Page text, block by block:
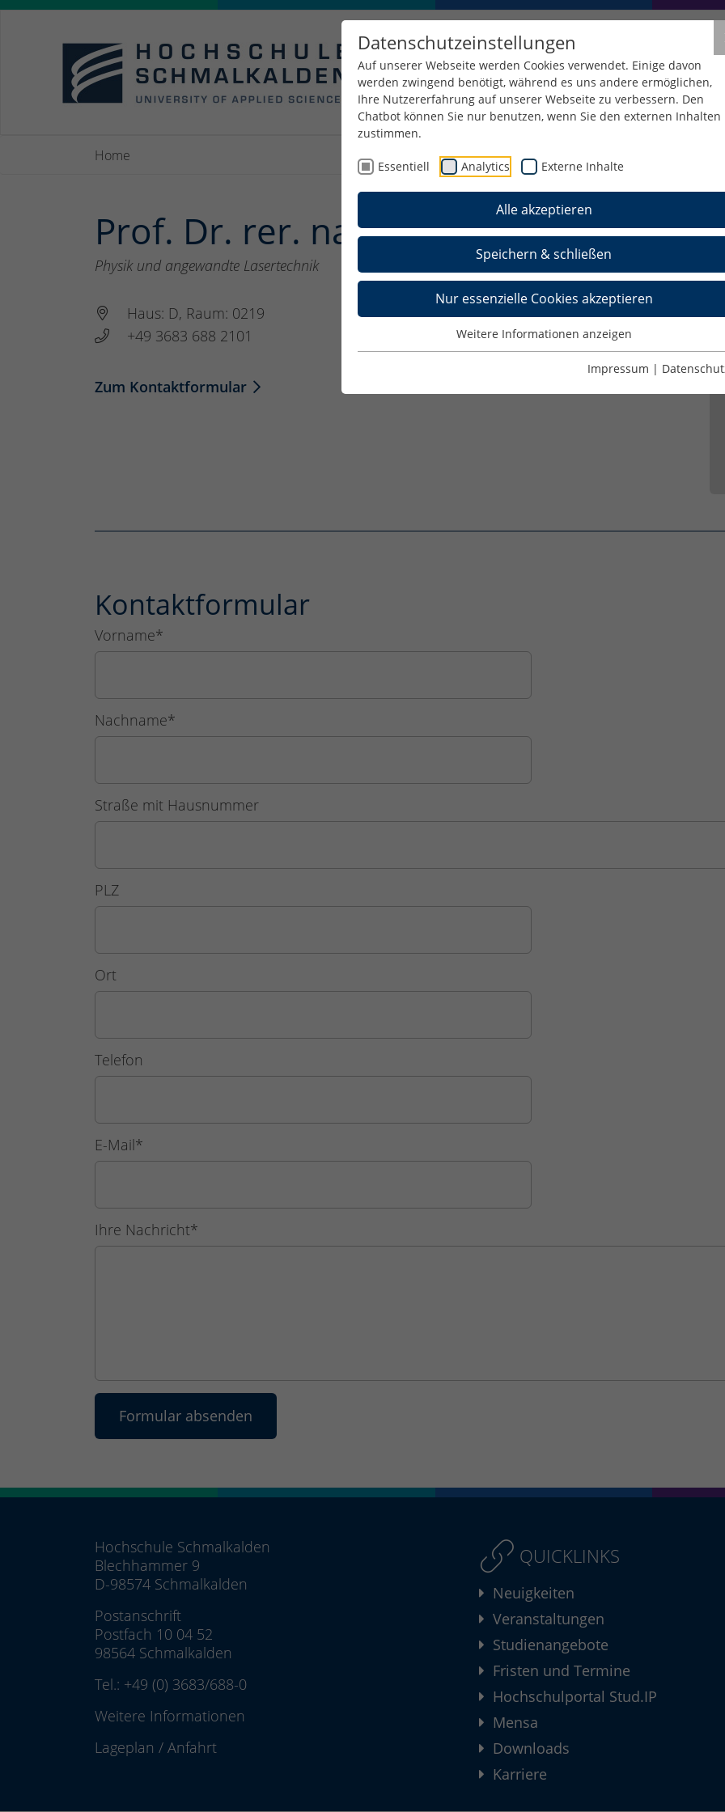
Datenschutzeinstellungen
Auf unserer Webseite werden Cookies verwendet. Einige davon
werden zwingend benötigt, während es uns andere ermöglichen,
Ihre Nutzererfahrung auf unserer Webseite zu verbessern. Den
Chatbot können Sie nur benutzen, wenn Sie den externen Inhalten
zustimmen.
Essentiell Analytics Externe Inhalte
Alle akzeptieren
Speichern & schließen
Nur essenzielle Cookies akzeptieren
Weitere Informationen anzeigen
Impressum |
Home
Prof. Dr. rer. nat. Christian Rödel
Physik und angewandte Lasertechnik
Haus: D, Raum: 0219
+49 3683 688 2101
Zum Kontaktformular
Kontaktformular
Vorname*
Nachname*
Straße mit Hausnummer
PLZ
Ort
Telefon
E-Mail*
Ihre Nachricht*
Hochschule Schmalkalden
Blechhammer 9
D-98574 Schmalkalden
Postanschrift
Postfach 10 04 52
98564 Schmalkalden
Tel.: +49 (0) 3683/688-0
Weitere Informationen
Lageplan / Anfahrt
QUICKLINKS
Neuigkeiten
Veranstaltungen
Studienangebote
Fristen und Termine
Hochschulportal Stud.IP
Mensa
Downloads
Karriere